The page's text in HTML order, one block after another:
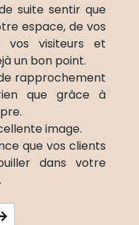
suite sentir que
espace, de vos
vos visiteurs et
un bon point.
rapprochement
que grâce à
image.
que vos clients
dans votre